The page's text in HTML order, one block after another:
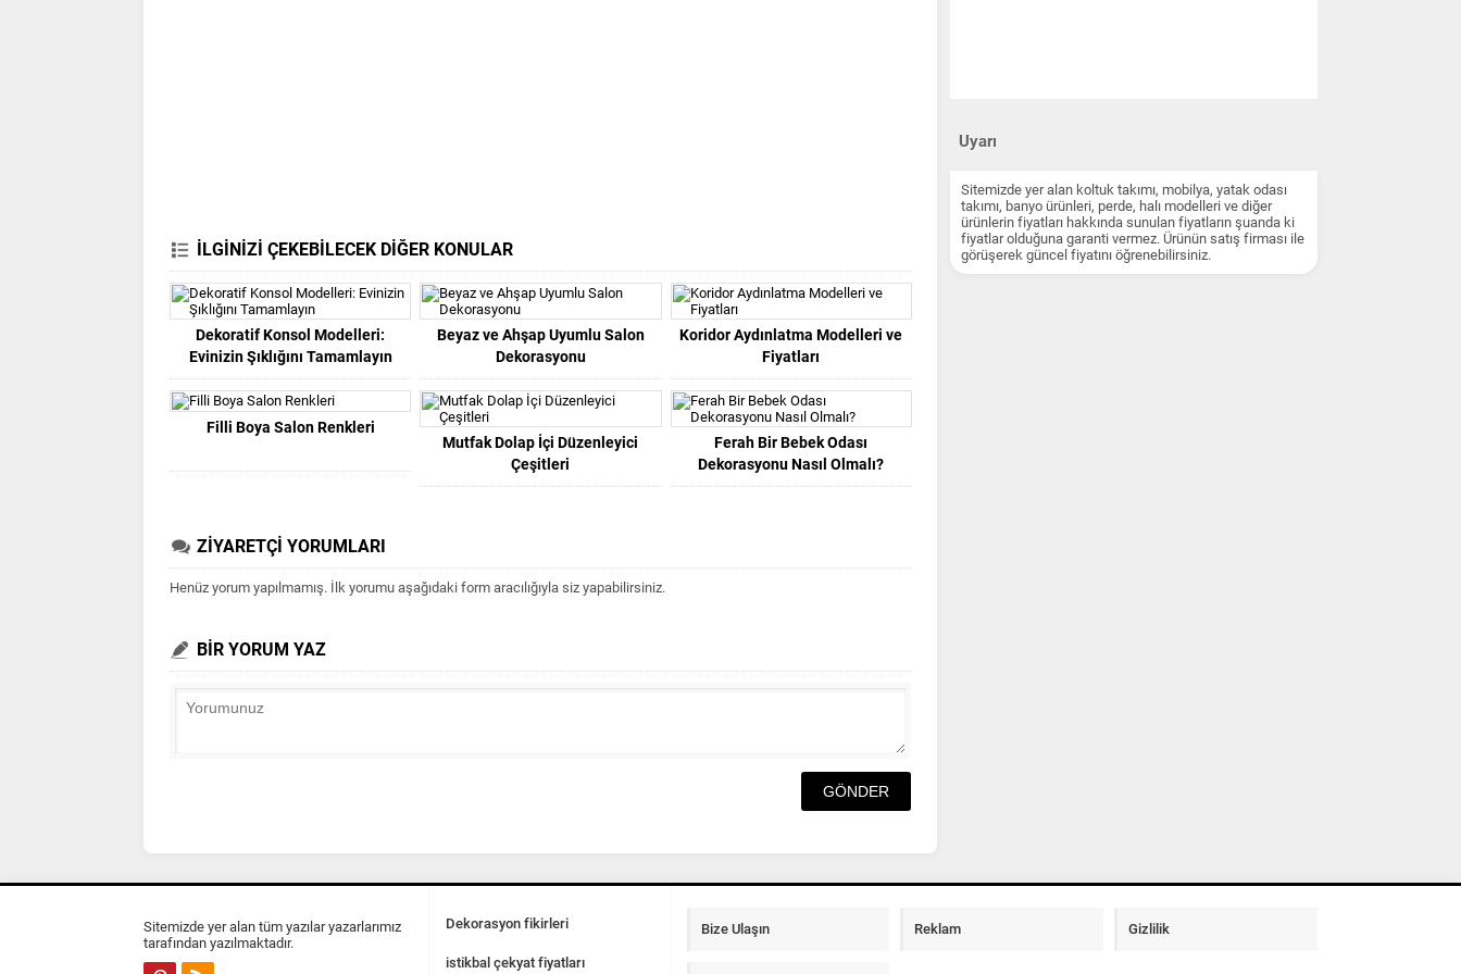
İLGİNİZİ ÇEKEBİLECEK DİĞER KONULAR
Dekoratif Konsol Modelleri:
Evinizin Şıklığını Tamamlayın
Beyaz ve Ahşap Uyumlu Salon
Dekorasyonu
Koridor Aydınlatma Modelleri ve
Fiyatları
Filli Boya Salon Renkleri
Mutfak Dolap İçi Düzenleyici
Çeşitleri
Ferah Bir Bebek Odası
Dekorasyonu Nasıl Olmalı?
ZİYARETÇİ YORUMLARI
Henüz yorum yapılmamış. İlk yorumu aşağıdaki form aracılığıyla siz yapabilirsiniz.
BİR YORUM YAZ
Uyarı
Sitemizde yer alan koltuk takımı, mobilya, yatak odası
takımı, banyo ürünleri, perde, halı modelleri ve diğer
ürünlerin fiyatları hakkında sunulan fiyatların şuanda ki
fiyatlar olduğuna garanti vermez. Ürünün satış firması ile
görüşerek güncel fiyatını öğrenebilirsiniz.
Sitemizde yer alan tüm yazılar yazarlarımız
tarafından yazılmaktadır.
Dekorasyon fikirleri
istikbal çekyat fiyatları
Bize Ulaşın Reklam Gizlilik